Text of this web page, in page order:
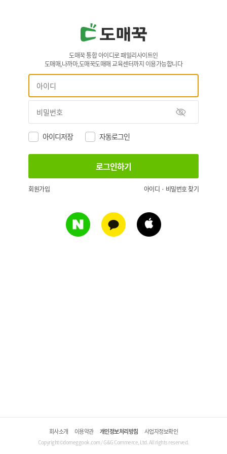
도매꾹 통합 아이디로 패밀리사이트인
도매매,나까마,도매꾹도매매 교육센터까지 이용가능합니다
아이디저장 자동로그인
회원가입 아이디 · 비밀번호 찾기
회사소개 이용약관 개인정보처리방침 사업자정보확인
Copyright©domeggook.com / G&G Commerce, Ltd. All rights reserved.